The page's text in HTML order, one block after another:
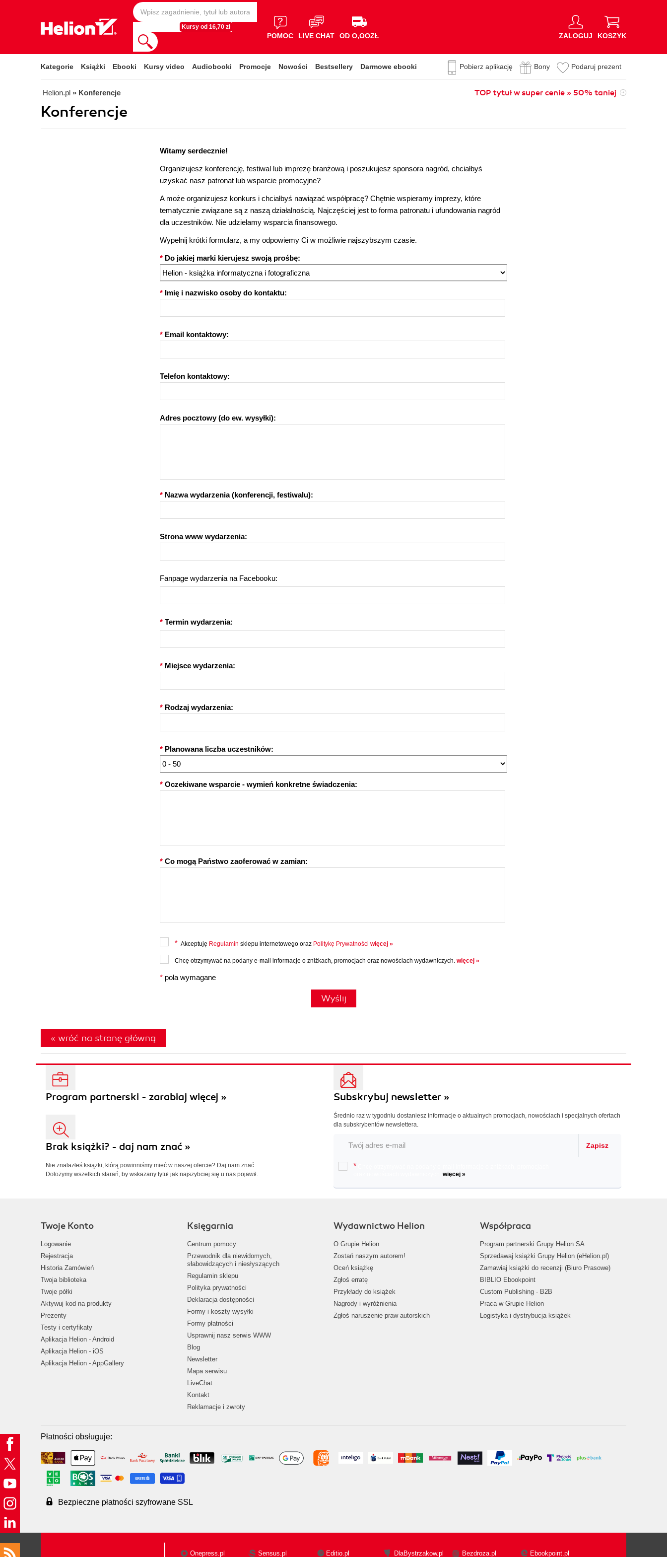
Kursy od 16,70 zł
POMOC LIVE CHAT OD O,OOZŁ ZALOGUJ KOSZYK
Kategorie Książki Ebooki Kursy video Audiobooki Promocje Nowości Bestsellery Darmowe ebooki Pobierz aplikację Bony Podaruj prezent
Helion.pl » Konferencje TOP tytuł w super cenie » 50% taniej
Konferencje
Witamy serdecznie!
Organizujesz konferencję, festiwal lub imprezę branżową i poszukujesz sponsora nagród, chciałbyś
uzyskać nasz patronat lub wsparcie promocyjne?
A może organizujesz konkurs i chciałbyś nawiązać współpracę? Chętnie wspieramy imprezy, które
tematycznie związane są z naszą działalnością. Najczęściej jest to forma patronatu i ufundowania nagród
dla uczestników. Nie udzielamy wsparcia finansowego.
Wypełnij krótki formularz, a my odpowiemy Ci w możliwie najszybszym czasie.
* Do jakiej marki kierujesz swoją prośbę:
Helion - książka informatyczna i fotograficzna
* Imię i nazwisko osoby do kontaktu:
* Email kontaktowy:
Telefon kontaktowy:
Adres pocztowy (do ew. wysyłki):
* Nazwa wydarzenia (konferencji, festiwalu):
Strona www wydarzenia:
Fanpage wydarzenia na Facebooku:
* Termin wydarzenia:
* Miejsce wydarzenia:
* Rodzaj wydarzenia:
* Planowana liczba uczestników:
0 - 50
* Oczekiwane wsparcie - wymień konkretne świadczenia:
* Co mogą Państwo zaoferować w zamian:
* Akceptuję Regulamin sklepu internetowego oraz Politykę Prywatności więcej »
Chcę otrzymywać na podany e-mail informacje o zniżkach, promocjach oraz nowościach wydawniczych. więcej »
* pola wymagane
Wyślij
« wróć na stronę główną
Program partnerski - zarabiaj więcej »
Brak książki? - daj nam znać »
Nie znalazłeś książki, którą powinniśmy mieć w naszej ofercie? Daj nam znać.
Dołożymy wszelkich starań, by wskazany tytuł jak najszybciej się u nas pojawił.
Subskrybuj newsletter »
Średnio raz w tygodniu dostaniesz informacje o aktualnych promocjach, nowościach i specjalnych ofertach
dla subskrybentów newslettera.
Zapisz
*
więcej »
Twoje Konto
Logowanie
Rejestracja
Historia Zamówień
Twoja biblioteka
Twoje półki
Aktywuj kod na produkty
Prezenty
Testy i certyfikaty
Aplikacja Helion - Android
Aplikacja Helion - iOS
Aplikacja Helion - AppGallery
Księgarnia
Centrum pomocy
Przewodnik dla niewidomych,
słabowidzących i niesłyszących
Regulamin sklepu
Polityka prywatności
Deklaracja dostępności
Formy i koszty wysyłki
Formy płatności
Usprawnij nasz serwis WWW
Blog
Newsletter
Mapa serwisu
LiveChat
Kontakt
Reklamacje i zwroty
Wydawnictwo Helion
O Grupie Helion
Zostań naszym autorem!
Oceń książkę
Zgłoś erratę
Przykłady do książek
Nagrody i wyróżnienia
Zgłoś naruszenie praw autorskich
Współpraca
Program partnerski Grupy Helion SA
Sprzedawaj książki Grupy Helion (eHelion.pl)
Zamawiaj książki do recenzji (Biuro Prasowe)
BIBLIO Ebookpoint
Custom Publishing - B2B
Praca w Grupie Helion
Logistyka i dystrybucja książek
Płatności obsługuje:
Bezpieczne płatności szyfrowane SSL
Onepress.pl Sensus.pl Editio.pl DlaBystrzakow.pl Bezdroza.pl Ebookpoint.pl